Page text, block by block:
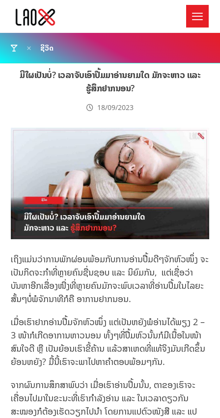
ຊີວິດ
ມີໃຜເປັນບໍ່? ເວລາຈັບເອົາປຶ້ມມາອ່ານຍາມໃດ ມັກຈະຫາວ ແລະ
ຮູ້ສຶກຢາກນອນ?
18/09/2023
ເຖິງແມ່ນວ່າການພັກຜ່ອນພ້ອມກັບການອ່ານປື້ມດີໆຈັກຫົວໜຶ່ງ ຈະ
ເປັນກິດຈະກຳທີ່ຫຼາຍຄົນຊື່ນຊອບ ແລະ ນິຍົມກັນ, ແຕ່ເຊື່ອວ່າ
ບັນຫາອີກເລື່ອງໜື່ງທີ່ຫຼາຍຄົນມັກຈະພົບເວລາທີ່ອ່ານປຶ້ມໃນໄລຍະ
ສັ້ນໆບໍ່ພໍຈັກນາທີກໍຄື ອາການຢາກນອນ.
ເມື່ອເຮົາຢາກອ່ານປື້ມຈັກຫົວໜຶ່ງ ແຕ່ເປັນຫຍັງພໍອ່ານໄດ້ພຽງ 2 –
3 ໜ້າກໍເກີດອາການຫາວນອນ ທັ້ງໆທີ່ປຶ້ມຫົວນັ້ນກໍມີເນື້ອໃນໜ້າ
ສົນໃຈດີ ຫຼື ເປັນຍ້ອນເຮົາຂີ້ຄ້ານ ແລ້ວສາເຫດທີ່ແທ້ຈິງມັນເກີດຂຶ້ນ
ຍ້ອນຫຍັງ? ມື້ນີ້ເຮົາຈະພາໄປຫາຄຳຕອບພ້ອມໆກັນ.
ຈາກຜົນການສຶກສາພົບວ່າ ເມື່ອ​ເຮົາ​ອ່ານປຶ້ມນັ້ນ, ຕາ​ຂອງ​ເຮົາ​ຈະ
ເຄື່ອນ​ໄປ​ມາ​ໃນ​ຂະນະ​ທີ່​ເຮົາ​ກຳລັງ​ອ່ານ ແລະ ໃນເວລາດຽວກັນ
ສະໝອງກໍຕ້ອງເຮັດວຽກໄປນຳ ໂດຍ​ການ​ແປ​ຕົວ​ໜັງສື​ ແລະ ​ແປ​